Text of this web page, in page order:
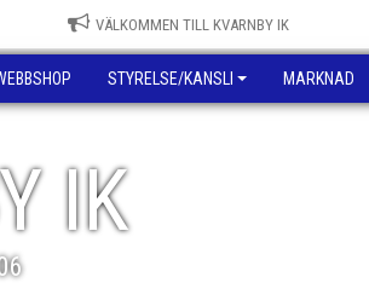
VÄLKOMMEN TILL KVARNBY IK
STYRELSE/KANSLI MARKNAD
IK